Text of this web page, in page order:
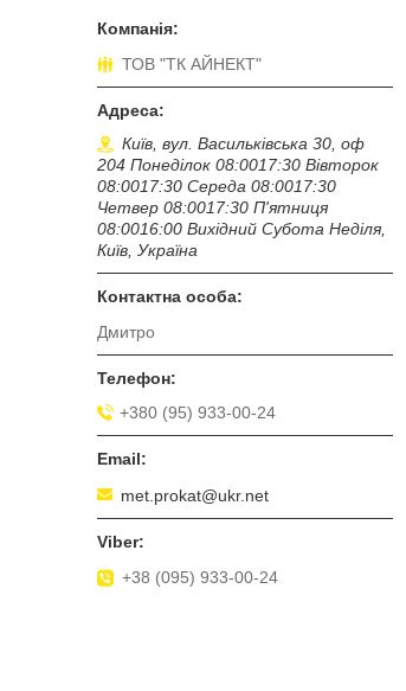
ТОВ "ТК АЙНЕКТ"
Київ, вул. Васильківська 30, оф
204 Понеділок 08:0017:30 Вівторок
08:0017:30 Середа 08:0017:30
Четвер 08:0017:30 П'ятниця
08:0016:00 Вихідний Субота Неділя,
Київ, Україна
Дмитро
+380 (95) 933-00-24
met.prokat@ukr.net
+38 (095) 933-00-24